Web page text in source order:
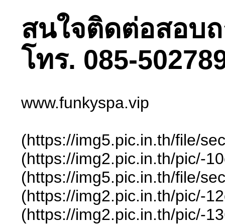
สนใจติดต่อสอบ
โทร. 085-
www.funkyspa.vip
(https://img5.pic.in.th/file/
(https://img2.pic.in.th/pic/-
(https://img5.pic.in.th/file/
(https://img2.pic.in.th/pic/-
(https://img2.pic.in.th/pic/-